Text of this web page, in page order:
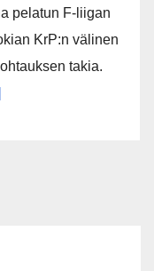
pelatun F-liigan
KrP:n välinen
takia.